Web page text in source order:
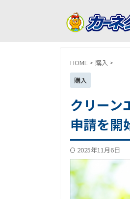
HOME > 購入 >
購入
クリーン
申請を開
2025年11月6日